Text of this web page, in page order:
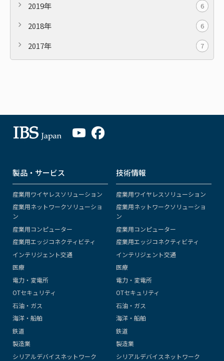
2019年 6
2018年 6
2017年 7
製品・サービス
産業用ワイヤレスソリューション
産業用ネットワークソリューショ
ン
産業用コンピューター
産業用エッジコネクティビティ
インテリジェント交通
医療
電力・変電所
OTセキュリティ
石油・ガス
海洋・船舶
鉄道
製造業
シリアルデバイスネットワーク
技術情報
産業用ワイヤレスソリューション
産業用ネットワークソリューショ
ン
産業用コンピューター
産業用エッジコネクティビティ
インテリジェント交通
医療
電力・変電所
OTセキュリティ
石油・ガス
海洋・船舶
鉄道
製造業
シリアルデバイスネットワーク